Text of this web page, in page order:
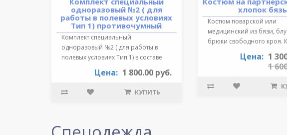
одноразовый №2 ( для
работы в полевых условиях
Тип 1) противочумный
Комплект специальный
одноразовый №2 ( для работы в
полевых условиях Тип 1) в составе
Цена: 1 800.00 руб.
КУПИТЬ
хлопок бязь
Костюм поварской или
медицинский из бязи,
брюки свободного кроя.
Цена: 1
1